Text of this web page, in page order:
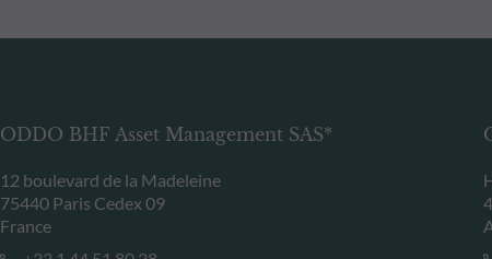
ODDO BHF Asset Management SAS*
12 boulevard de la Madeleine
75440 Paris Cedex 09
France